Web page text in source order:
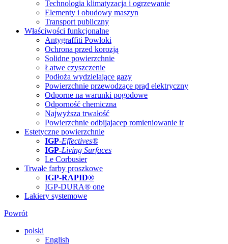
Technologia klimatyzacja i ogrzewanie
Elementy i obudowy maszyn
Transport publiczny
Właściwości funkcjonalne
Antygraffiti Powłoki
Ochrona przed korozją
Solidne powierzchnie
Łatwe czyszczenie
Podłoża wydzielające gazy
Powierzchnie przewodzące prąd elektryczny
Odporne na warunki pogodowe
Odporność chemiczna
Najwyższa trwałość
Powierzchnie odbijajacep romieniowanie ir
Estetyczne powierzchnie
IGP-Effectives®
IGP-Living Surfaces
Le Corbusier
Trwałe farby proszkowe
IGP-RAPID®
IGP-DURA® one
Lakiery systemowe
Powrót
polski
English